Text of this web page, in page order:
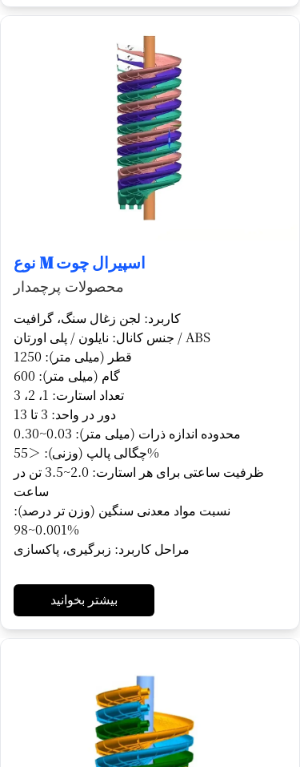
نوع M اسپیرال چوت
محصولات پرچمدار
کاربرد: لجن زغال سنگ، گرافیت
جنس کانال: نایلون / پلی اورتان / ABS
قطر (میلی متر): 1250
گام (میلی متر): 600
تعداد استارت: 1، 2، 3
دور در واحد: 3 تا 13
محدوده اندازه ذرات (میلی متر): 0.03~0.30
چگالی پالپ (وزنی): ＜55%
ظرفیت ساعتی برای هر استارت: 2.0~3.5 تن در
ساعت
نسبت مواد معدنی سنگین (وزن تر درصد):
0.001~98%
مراحل کاربرد: زبرگیری، پاکسازی
بیشتر بخوانید